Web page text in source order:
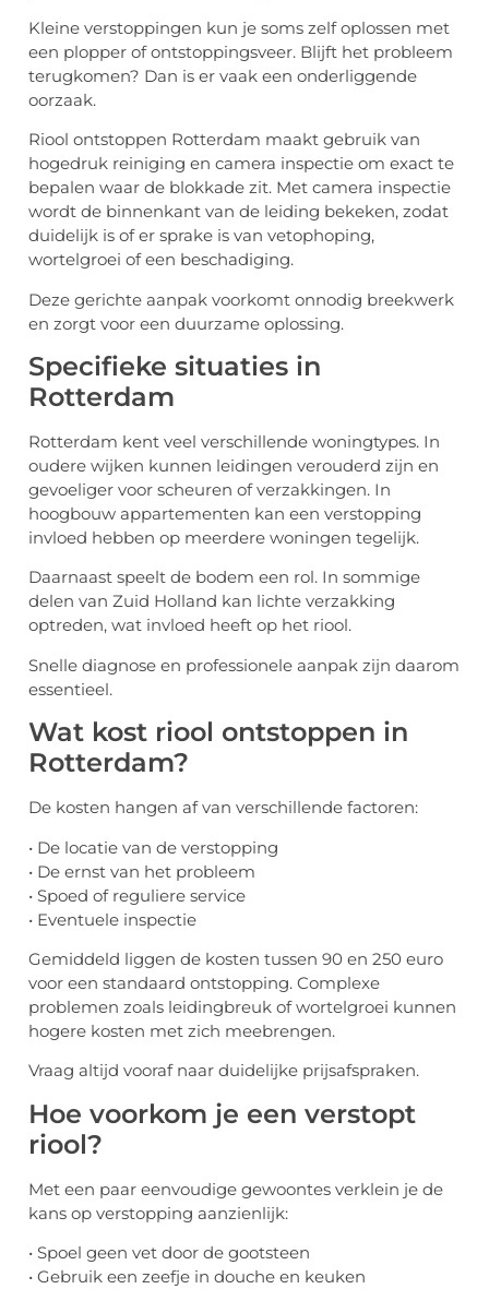
Kleine verstoppingen kun je soms zelf oplossen met
een plopper of ontstoppingsveer. Blijft het probleem
terugkomen? Dan is er vaak een onderliggende
oorzaak.
Riool ontstoppen Rotterdam maakt gebruik van
hogedruk reiniging en camera inspectie om exact te
bepalen waar de blokkade zit. Met camera inspectie
wordt de binnenkant van de leiding bekeken, zodat
duidelijk is of er sprake is van vetophoping,
wortelgroei of een beschadiging.
Deze gerichte aanpak voorkomt onnodig breekwerk
en zorgt voor een duurzame oplossing.
Specifieke situaties in
Rotterdam
Rotterdam kent veel verschillende woningtypes. In
oudere wijken kunnen leidingen verouderd zijn en
gevoeliger voor scheuren of verzakkingen. In
hoogbouw appartementen kan een verstopping
invloed hebben op meerdere woningen tegelijk.
Daarnaast speelt de bodem een rol. In sommige
delen van Zuid Holland kan lichte verzakking
optreden, wat invloed heeft op het riool.
Snelle diagnose en professionele aanpak zijn daarom
essentieel.
Wat kost riool ontstoppen in
Rotterdam?
De kosten hangen af van verschillende factoren:
• De locatie van de verstopping
• De ernst van het probleem
• Spoed of reguliere service
• Eventuele inspectie
Gemiddeld liggen de kosten tussen 90 en 250 euro
voor een standaard ontstopping. Complexe
problemen zoals leidingbreuk of wortelgroei kunnen
hogere kosten met zich meebrengen.
Vraag altijd vooraf naar duidelijke prijsafspraken.
Hoe voorkom je een verstopt
riool?
Met een paar eenvoudige gewoontes verklein je de
kans op verstopping aanzienlijk:
• Spoel geen vet door de gootsteen
• Gebruik een zeefje in douche en keuken